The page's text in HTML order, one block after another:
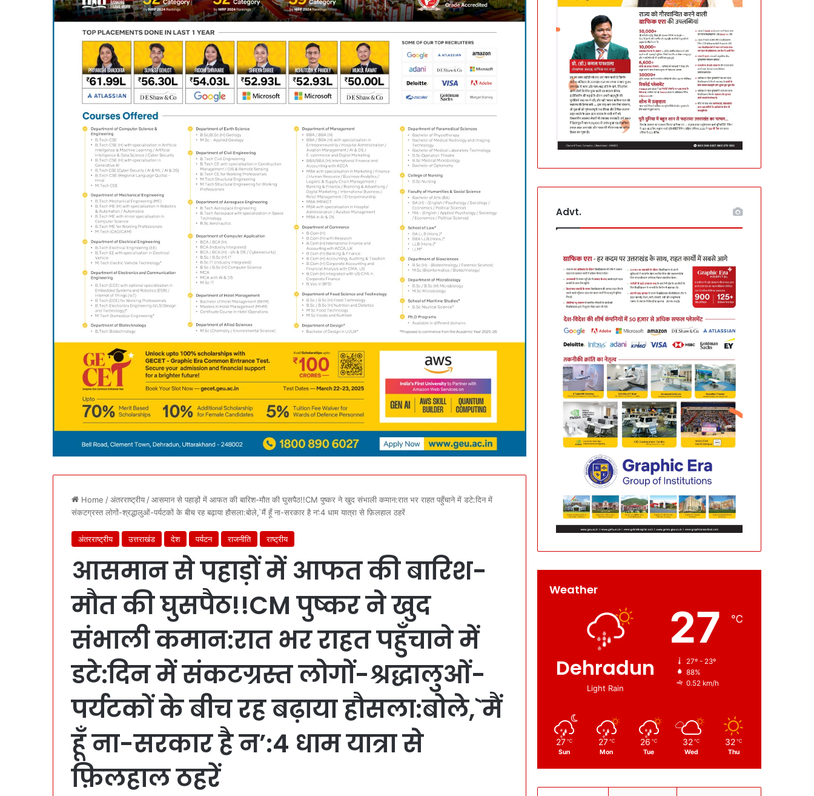
Home /अंतरराष्ट्रीय /आसमान से पहाड़ों में आफत की बारिश-मौत की घुसपैठ!!CM पुष्कर ने खुद संभाली कमान:रात भर राहत पहुँचाने में डटे:दिन में
संकटग्रस्त लोगों-श्रद्धालुओं-पर्यटकों के बीच रह बढ़ाया हौसला:बोले,`मैं हूँ ना-सरकार है न’:4 धाम यात्रा से फ़िलहाल ठहरें
अंतरराष्ट्रीय उत्तराखंड देश पर्यटन राजनीति राष्ट्रीय
आसमान से पहाड़ों में आफत की बारिश-
मौत की घुसपैठ!!CM पुष्कर ने खुद
संभाली कमान:रात भर राहत पहुँचाने में
डटे:दिन में संकटग्रस्त लोगों-श्रद्धालुओं-
पर्यटकों के बीच रह बढ़ाया हौसला:बोले,`मैं
हूँ ना-सरकार है न’:4 धाम यात्रा से
फ़िलहाल ठहरें
Advt.
Weather
Dehradun
Light Rain
27 ℃
27º - 23º
88%
0.52 km/h
27 ℃
Sun
27 ℃
Mon
26 ℃
Tue
32 ℃
Wed
32 ℃
Thu